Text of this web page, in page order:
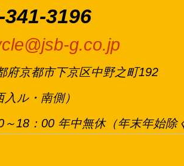
3196
g.co.jp
府京都市下京区中野之町192
入ル・南側）
～18：00 年中無休（年末年始除